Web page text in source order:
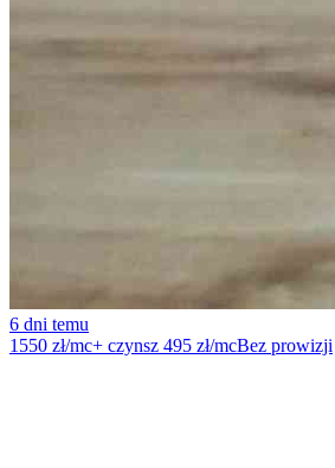
6 dni temu
1550 zł/mc+ czynsz 495 zł/mcBez prowizji